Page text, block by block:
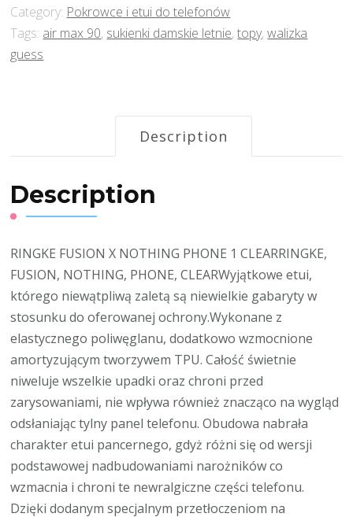
Category: Pokrowce i etui do telefonów
Tags: air max 90, sukienki damskie letnie,topy,walizka
guess
Description
Description
RINGKE FUSION X NOTHING PHONE 1 CLEARRINGKE,
FUSION, NOTHING, PHONE, CLEARWyjątkowe etui,
którego niewątpliwą zaletą są niewielkie gabaryty w
stosunku do oferowanej ochrony.Wykonane z
elastycznego poliwęglanu, dodatkowo wzmocnione
amortyzującym tworzywem TPU. Całość świetnie
niweluje wszelkie upadki oraz chroni przed
zarysowaniami, nie wpływa również znacząco na wygląd
odsłaniając tylny panel telefonu. Obudowa nabrała
charakter etui pancernego, gdyż różni się od wersji
podstawowej nadbudowaniami narożników co
wzmacnia i chroni te newralgiczne części telefonu.
Dzięki dodanym specjalnym przetłoczeniom na